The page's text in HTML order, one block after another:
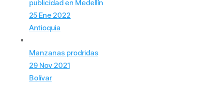
publicidad en Medellín
25 Ene 2022
Antioquia
Manzanas prodridas
29 Nov 2021
Bolívar